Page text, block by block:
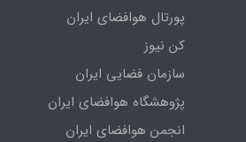
پورتال هوافضای ایران
کن نیوز
سازمان فضایی ایران
پژوهشگاه هوافضای ایران
انجمن هوافضای ایران